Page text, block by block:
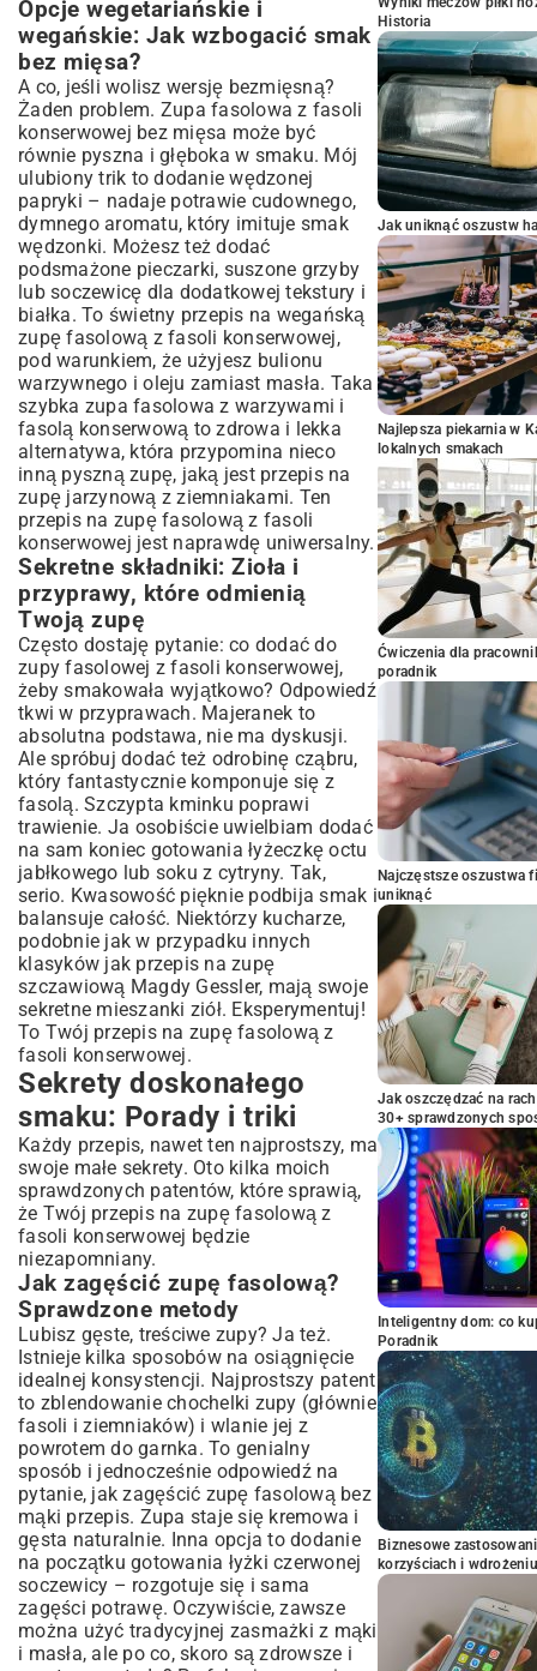
Opcje wegetariańskie i
wegańskie: Jak wzbogacić smak
bez mięsa?
A co, jeśli wolisz wersję bezmięsną?
Żaden problem. Zupa fasolowa z fasoli
konserwowej bez mięsa może być
równie pyszna i głęboka w smaku. Mój
ulubiony trik to dodanie wędzonej
papryki – nadaje potrawie cudownego,
dymnego aromatu, który imituje smak
wędzonki. Możesz też dodać
podsmażone pieczarki, suszone grzyby
lub soczewicę dla dodatkowej tekstury i
białka. To świetny przepis na wegańską
zupę fasolową z fasoli konserwowej,
pod warunkiem, że użyjesz bulionu
warzywnego i oleju zamiast masła. Taka
szybka zupa fasolowa z warzywami i
fasolą konserwową to zdrowa i lekka
alternatywa, która przypomina nieco
inną pyszną zupę, jaką jest przepis na
zupę jarzynową z ziemniakami. Ten
przepis na zupę fasolową z fasoli
konserwowej jest naprawdę uniwersalny.
Sekretne składniki: Zioła i
przyprawy, które odmienią
Twoją zupę
Często dostaję pytanie: co dodać do
zupy fasolowej z fasoli konserwowej,
żeby smakowała wyjątkowo? Odpowiedź
tkwi w przyprawach. Majeranek to
absolutna podstawa, nie ma dyskusji.
Ale spróbuj dodać też odrobinę cząbru,
który fantastycznie komponuje się z
fasolą. Szczypta kminku poprawi
trawienie. Ja osobiście uwielbiam dodać
na sam koniec gotowania łyżeczkę octu
jabłkowego lub soku z cytryny. Tak,
serio. Kwasowość pięknie podbija smak i
balansuje całość. Niektórzy kucharze,
podobnie jak w przypadku innych
klasyków jak przepis na zupę
szczawiową Magdy Gessler, mają swoje
sekretne mieszanki ziół. Eksperymentuj!
To Twój przepis na zupę fasolową z
fasoli konserwowej.
Sekrety doskonałego
smaku: Porady i triki
Każdy przepis, nawet ten najprostszy, ma
swoje małe sekrety. Oto kilka moich
sprawdzonych patentów, które sprawią,
że Twój przepis na zupę fasolową z
fasoli konserwowej będzie
niezapomniany.
Jak zagęścić zupę fasolową?
Sprawdzone metody
Lubisz gęste, treściwe zupy? Ja też.
Istnieje kilka sposobów na osiągnięcie
idealnej konsystencji. Najprostszy patent
to zblendowanie chochelki zupy (głównie
fasoli i ziemniaków) i wlanie jej z
powrotem do garnka. To genialny
sposób i jednocześnie odpowiedź na
pytanie, jak zagęścić zupę fasolową bez
mąki przepis. Zupa staje się kremowa i
gęsta naturalnie. Inna opcja to dodanie
na początku gotowania łyżki czerwonej
soczewicy – rozgotuje się i sama
zagęści potrawę. Oczywiście, zawsze
można użyć tradycyjnej zasmażki z mąki
i masła, ale po co, skoro są zdrowsze i
Historia
Jak uniknąć oszustw
Najlepsza piekarnia w
lokalnych smakach
Ćwiczenia dla
poradnik
Najczęstsze oszustwa
uniknąć
Jak oszczędzać na
30+ sprawdzonych
Inteligentny dom: co
Poradnik
Biznesowe
korzyściach i wdrożeniu